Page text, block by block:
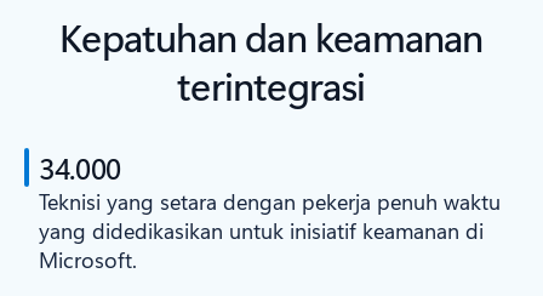
Kepatuhan dan keamanan
terintegrasi
34.000
Teknisi yang setara dengan pekerja penuh waktu
yang didedikasikan untuk inisiatif keamanan di
Microsoft.